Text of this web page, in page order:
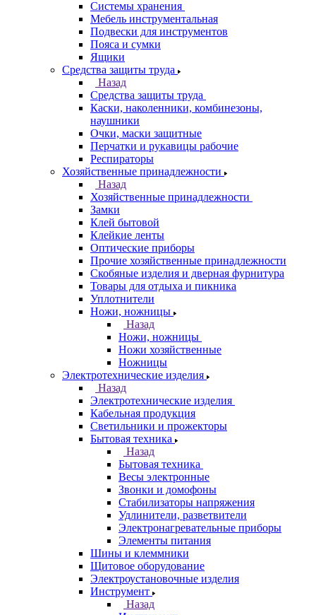
Системы хранения
Мебель инструментальная
Подвески для инструментов
Пояса и сумки
Ящики
Средства защиты труда
Назад
Средства защиты труда
Каски, наколенники, комбинезоны,
наушники
Очки, маски защитные
Перчатки и рукавицы рабочие
Респираторы
Хозяйственные принадлежности
Назад
Хозяйственные принадлежности
Замки
Клей бытовой
Клейкие ленты
Оптические приборы
Прочие хозяйственные принадлежности
Скобяные изделия и дверная фурнитура
Товары для отдыха и пикника
Уплотнители
Ножи, ножницы
Назад
Ножи, ножницы
Ножи хозяйственные
Ножницы
Электротехнические изделия
Назад
Электротехнические изделия
Кабельная продукция
Светильники и прожекторы
Бытовая техника
Назад
Бытовая техника
Весы электронные
Звонки и домофоны
Стабилизаторы напряжения
Удлинители, разветвители
Электронагревательные приборы
Элементы питания
Шины и клеммники
Щитовое оборудование
Электроустановочные изделия
Инструмент
Назад